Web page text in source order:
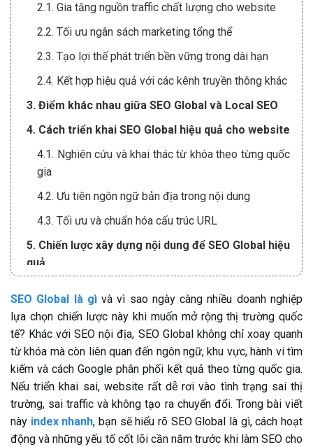
2.1. Gia tăng nguồn traffic chất lượng cho website
2.2. Tối ưu ngân sách marketing tổng thể
2.3. Tạo lợi thế phát triển bền vững trong dài hạn
2.4. Kết hợp hiệu quả với các kênh truyền thông khác
3. Điểm khác nhau giữa SEO Global và Local SEO
4. Cách triển khai SEO Global hiệu quả cho website
4.1. Nghiên cứu và khai thác từ khóa theo từng quốc
gia
4.2. Ưu tiên ngôn ngữ bản địa trong nội dung
4.3. Tối ưu và chuẩn hóa cấu trúc URL
5. Chiến lược xây dựng nội dung để SEO Global hiệu
quả
làm chung một bộ
5.2. Xây dựng content theo mô hình Topic Cluster &
Pillar
5.3. Ưu tiên chất lượng nội dung theo chuẩn Helpful
Content & EEAT
5.4. Viết nội dung “AI-friendly” nhưng vẫn ưu tiên
SEO Global là gìvà vì sao ngày càng nhiều doanh nghiệp
lựa chọn chiến lược này khi muốn mở rộng thị trường quốc
tế? Khác với SEO nội địa, SEO Global không chỉ xoay quanh
từ khóa mà còn liên quan đến ngôn ngữ, khu vực, hành vi tìm
kiếm và cách Google phân phối kết quả theo từng quốc gia.
Nếu triển khai sai, website rất dễ rơi vào tình trạng sai thị
trường, sai traffic và không tạo ra chuyển đổi. Trong bài viết
này index nhanh, bạn sẽ hiểu rõ SEO Global là gì, cách hoạt
động và những yếu tố cốt lõi cần nắm trước khi làm SEO cho